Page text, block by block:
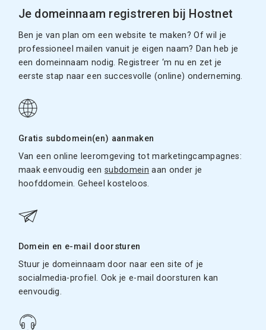
Je domeinnaam registreren bij Hostnet
Ben je van plan om een website te maken? Of wil je
professioneel mailen vanuit je eigen naam? Dan heb je
een domeinnaam nodig. Registreer ‘m nu en zet je
eerste stap naar een succesvolle (online) onderneming.
Gratis subdomein(en) aanmaken
Van een online leeromgeving tot marketingcampagnes:
maak eenvoudig eensubdomein aan onder je
hoofddomein. Geheel kosteloos.
Domein en e-mail doorsturen
Stuur je domeinnaam door naar een site of je
socialmedia-profiel. Ook je e-mail doorsturen kan
eenvoudig.